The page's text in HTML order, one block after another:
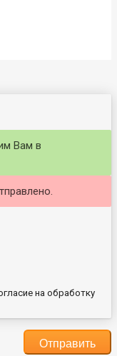
Вам в
на обработку
Отправить